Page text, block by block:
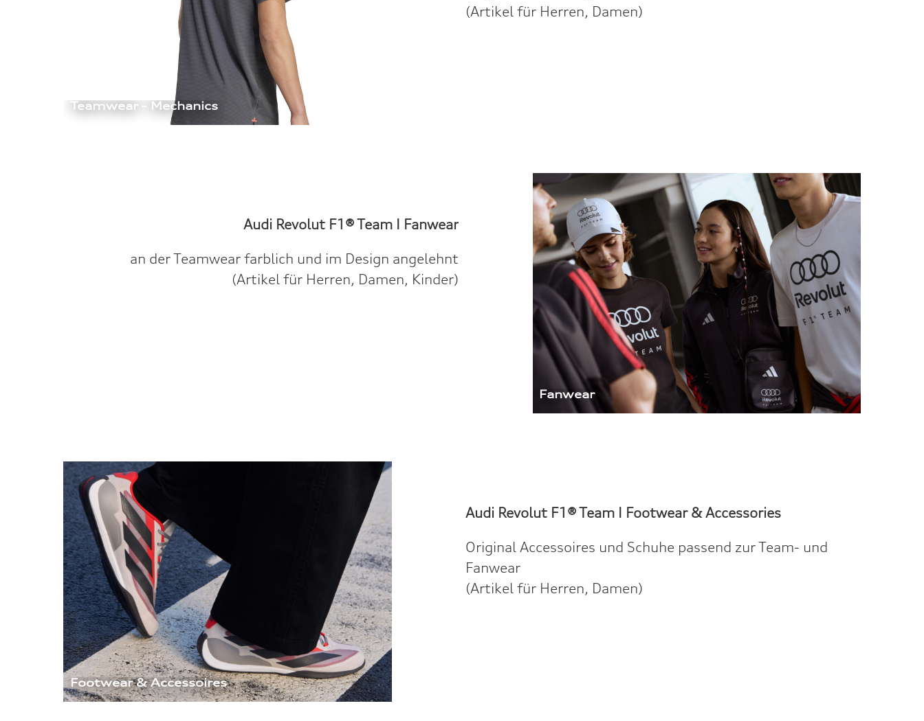
(Artikel für Herren, Damen)
Audi Revolut F1® Team I Fanwear
an der Teamwear farblich und im Design angelehnt
(Artikel für Herren, Damen, Kinder)
Audi Revolut F1® Team I Footwear & Accessories
Original Accessoires und Schuhe passend zur Team- und
Fanwear
(Artikel für Herren, Damen)
Teamwear - Mechanics
Fanwear
Footwear & Accessoires